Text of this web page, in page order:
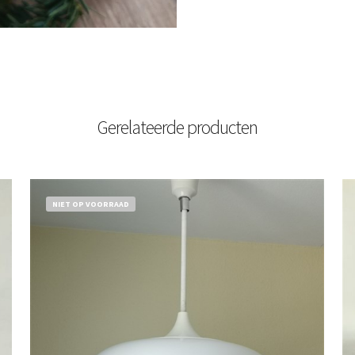
Gerelateerde producten
NIET OP VOORRAAD